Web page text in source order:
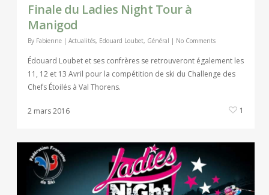
Finale du Ladies Night Tour à
Manigod
By Fabienne | Actualités, Edouard Loubet, Général | No Comments
Édouard Loubet et ses confrères se retrouveront également les
11, 12 et 13 Avril pour la compétition de ski du Challenge des
Chefs Étoilés à Val Thorens.
2 mars 2016 1